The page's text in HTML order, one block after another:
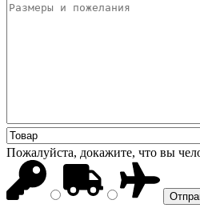
Пожалуйста, докажите, что вы